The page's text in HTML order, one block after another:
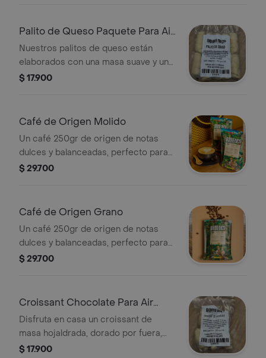
en minutos un producto artesanal con
el sello de calidad de Doménico 6
unidades.
Palito de Queso Paquete Para Air
Fryer
Nuestros palitos de queso están
elaborados con una masa suave y un
generoso relleno de queso, ideales
exterior dorado y un interior cremoso
que conquista desde el primer
bocado, 10 unidades.
$ 17.900
Café de Origen Molido
Un café 250gr de origen de notas
dulces y balanceadas, perfecto para
disfrutar solo o acompañado de un
$ 29.700
Café de Origen Grano
Un café 250gr de origen de notas
dulces y balanceadas, perfecto para
disfrutar solo o acompañado de un
$ 29.700
Croissant Chocolate Para Air
Fryer
Disfruta en casa un croissant de
masa hojaldrada, dorado por fuera,
suave por dentro y con un delicioso
$ 17.900